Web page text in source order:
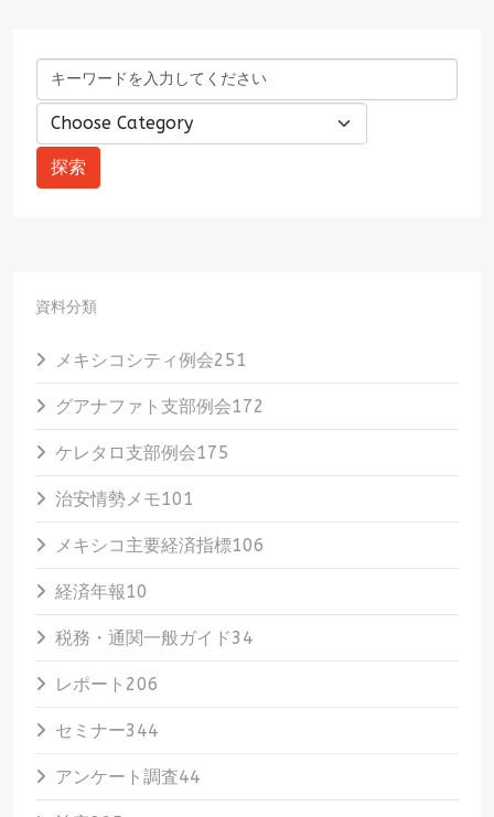
資料分類
メキシコシティ例会251
グアナファト支部例会172
ケレタロ支部例会175
治安情勢メモ101
メキシコ主要経済指標106
経済年報10
税務・通関一般ガイド34
レポート 206
セミナー344
アンケート調査44